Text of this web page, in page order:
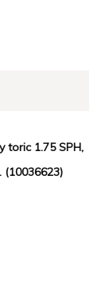
toric 1.75 SPH,
(10036623)